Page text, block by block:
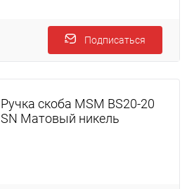
Подписаться
Ручка скоба MSM BS20-20
SN Матовый никель